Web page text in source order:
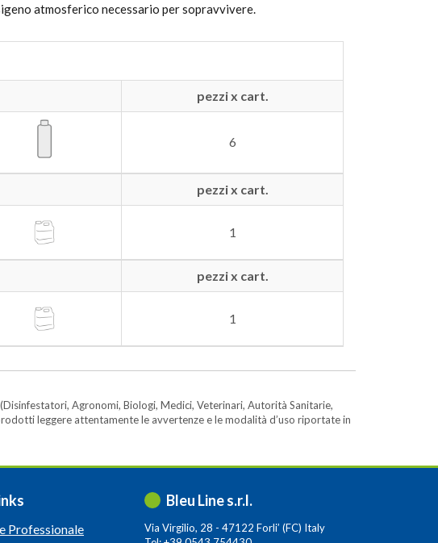
atmosferico necessario per sopravvivere.
pezzi x cart.
6
pezzi x cart.
1
pezzi x cart.
1
Agronomi, Biologi, Medici, Veterinari, Autorità Sanitarie,
leggere attentamente le avvertenze e le modalità d’uso riportate in
Professionale
Bleu Line s.r.l.
Via Virgilio, 28 - 47122 Forli’ (FC) Italy